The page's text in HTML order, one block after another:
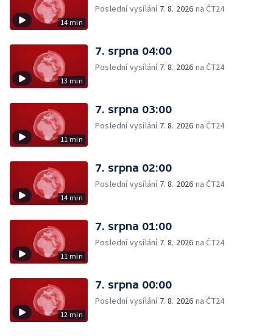
14 min
Poslední vysílání 7. 8. 2026 na ČT24
13 min
7. srpna 04:00
Poslední vysílání 7. 8. 2026 na ČT24
11 min
7. srpna 03:00
Poslední vysílání 7. 8. 2026 na ČT24
14 min
7. srpna 02:00
Poslední vysílání 7. 8. 2026 na ČT24
11 min
7. srpna 01:00
Poslední vysílání 7. 8. 2026 na ČT24
12 min
7. srpna 00:00
Poslední vysílání 7. 8. 2026 na ČT24